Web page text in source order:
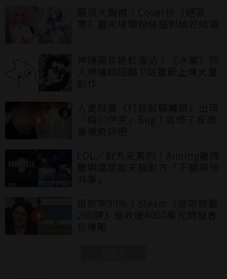
展現大胸襟！Coser扮《絕區
零》蕾米埃爾粉絲福利給好給滿
神隱兩年終於復活！《冰菓》同
人神繪師回歸 P站重新上傳大量
創作
人妻除靈《打屁股驅魔師》出現
「梅川伊芙」Bug！這修了反而
會被負評吧
LOL／對方先罵的！Aiming離隊
聲明還原始末稱對方「不願與他
共事」
退款率99%！Steam《這款遊戲
200鎂》營收破4000萬元開發者
也傻眼